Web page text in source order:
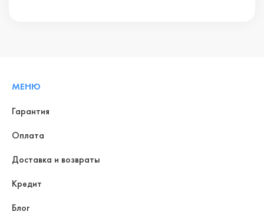
МЕНЮ
Гарантия
Оплата
Доставка и возвраты
Кредит
Блог